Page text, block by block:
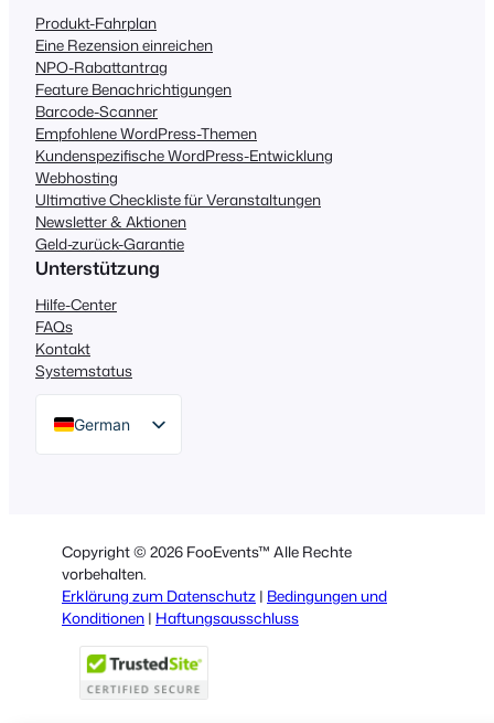
Produkt-Fahrplan
Eine Rezension einreichen
NPO-Rabattantrag
Feature Benachrichtigungen
Barcode-Scanner
Empfohlene WordPress-Themen
Kundenspezifische WordPress-Entwicklung
Webhosting
Ultimative Checkliste für Veranstaltungen
Newsletter & Aktionen
Geld-zurück-Garantie
Unterstützung
Hilfe-Center
FAQs
Kontakt
Systemstatus
German
Italian
Portuguese
French
Polish
Copyright © 2026 FooEvents™ Alle Rechte
vorbehalten.
Erklärung zum Datenschutz | Bedingungen und
Konditionen | Haftungsausschluss